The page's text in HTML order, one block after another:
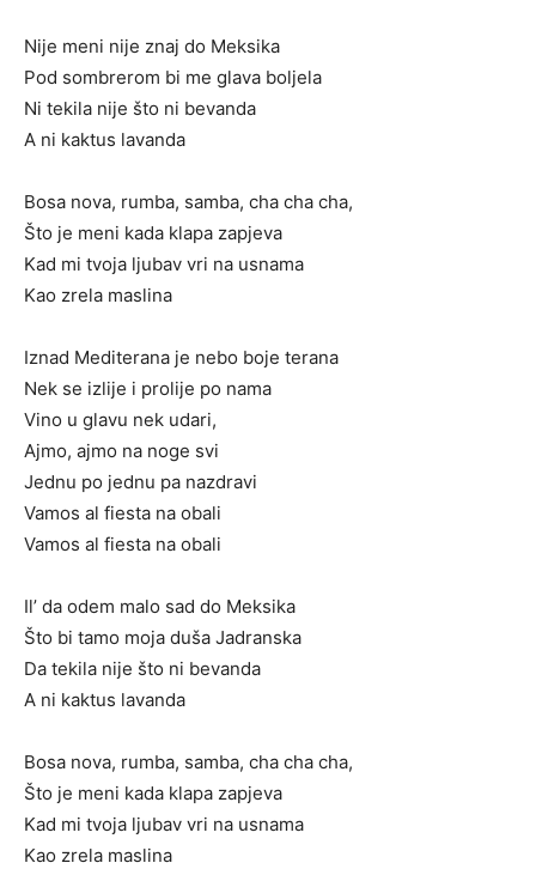
Nije meni nije znaj do Meksika
Pod sombrerom bi me glava boljela
Ni tekila nije što ni bevanda
A ni kaktus lavanda
Bosa nova, rumba, samba, cha cha cha,
Što je meni kada klapa zapjeva
Kad mi tvoja ljubav vri na usnama
Kao zrela maslina
Iznad Mediterana je nebo boje terana
Nek se izlije i prolije po nama
Vino u glavu nek udari,
Ajmo, ajmo na noge svi
Jednu po jednu pa nazdravi
Vamos al fiesta na obali
Vamos al fiesta na obali
Il’ da odem malo sad do Meksika
Što bi tamo moja duša Jadranska
Da tekila nije što ni bevanda
A ni kaktus lavanda
Bosa nova, rumba, samba, cha cha cha,
Što je meni kada klapa zapjeva
Kad mi tvoja ljubav vri na usnama
Kao zrela maslina